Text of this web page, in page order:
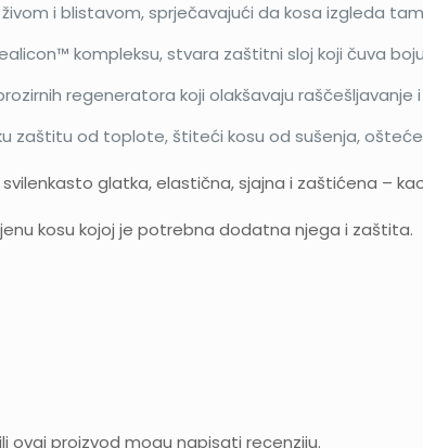
i blistavom, sprječavajući da kosa izgleda
kompleksu, stvara zaštitni sloj koji čuva
regeneratora koji olakšavaju raščešljavanje
zaštitu od toplote, štiteći kosu od sušenja,
glatka, elastična, sjajna i zaštićena –
kosu kojoj je potrebna dodatna njega i zaštita.
ovaj proizvod mogu napisati recenziju.